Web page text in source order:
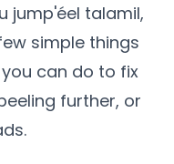
jump'éel talamil,
simple things
can do to fix
further, or
.